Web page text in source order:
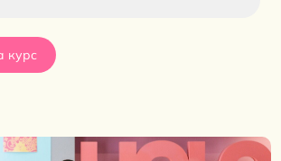
курс